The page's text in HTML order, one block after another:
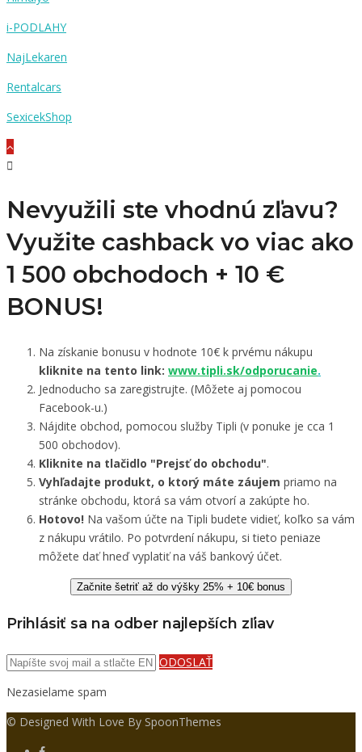
i-PODLAHY
NajLekaren
Rentalcars
SexicekShop
Nevyužili ste vhodnú zľavu?
Využite cashback vo viac ako
1 500 obchodoch + 10 €
BONUS!
Na získanie bonusu v hodnote 10€ k prvému nákupu
kliknite na tento link: www.tipli.sk/odporucanie.
Jednoducho sa zaregistrujte. (Môžete aj pomocou
Facebook-u.)
Nájdite obchod, pomocou služby Tipli (v ponuke je cca 1
500 obchodov).
Kliknite na tlačidlo "Prejsť do obchodu".
Vyhľadajte produkt, o ktorý máte záujem priamo na
stránke obchodu, ktorá sa vám otvorí a zakúpte ho.
Hotovo! Na vašom účte na Tipli budete vidieť, koľko sa vám
z nákupu vrátilo. Po potvrdení nákupu, si tieto peniaze
môžete dať hneď vyplatiť na váš bankový účet.
Začnite šetriť až do výšky 25% + 10€ bonus
Prihlásiť sa na odber najlepších zľiav
ODOSLAŤ
Nezasielame spam
© Designed With Love By SpoonThemes